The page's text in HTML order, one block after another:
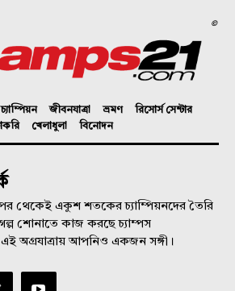
©
চ্যাম্পিয়ন জীবনযাত্রা ভ্রমণ
রিসোর্স সেন্টার
খেলাধুলা বিনোদন
পর থেকেই একুশ শতকের চ্যাম্পিয়নদের তৈরি
শোনাতে কাজ করছে চ্যাম্পস
অগ্রযাত্রায় আপনিও একজন সঙ্গী।